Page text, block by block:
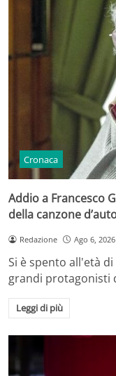
Cronaca
Addio a Francesco
della canzone
Redazione Ago 6,
Si è spento all'età
grandi protagonisti
Leggi di più